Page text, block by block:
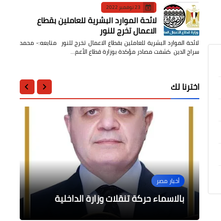
23 نوفمبر 2022
لائحة الموارد البشرية للعاملين بقطاع
الاعمال تخرج للنور
لائحة الموارد البشرية للعاملين بقطاع الاعمال تخرج للنور متابعه:- محمد
سراج الدين كشفت مصادر مؤكدة بوزارة قطاع الأعم…
اخترنا لك
أخبار مصر
بالاسماء حركة تنقلات وزارة الداخلية
الرياضة
وزير الشباب والرياضة يستقبل رئيس
الإتحاد الإفريقي لتنس الطاولة
التعليم
وزير التربية والتعليم يشارك فى جلسة
المجلس الوزارى العام بتنزانيا
إستثناء الغردقة من مخالصة الضرائب
العقارية لتسهيل التعاقد على خدمة
الصرف الصحي
أخبار مصر
استدعاء القائم بأعمال سفارة السويد
بوزارة الخارجية بالقاهرة